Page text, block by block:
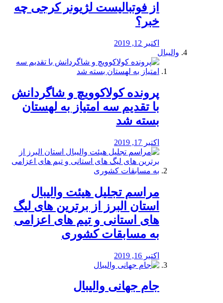
از فوتبالیست لژیونر کرجی چه
خبر؟
اکتبر 12, 2019
والیبال
پرونده کولاکوویچ و شاگردانش
با تقدیم سه امتیاز به لهستان
بسته شد
اکتبر 17, 2019
مراسم تجلیل هیئت والیبال
استان البرز از برترین های لیگ
های استانی و تیم های اعزامی
به مسابقات کشوری
اکتبر 16, 2019
جام جهانی والیبال